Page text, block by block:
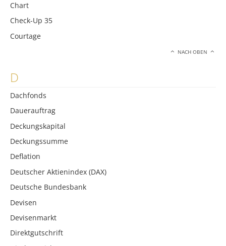
Chart
Check-Up 35
Courtage
NACH OBEN
D
Dachfonds
Dauerauftrag
Deckungskapital
Deckungssumme
Deflation
Deutscher Aktienindex (DAX)
Deutsche Bundesbank
Devisen
Devisenmarkt
Direktgutschrift